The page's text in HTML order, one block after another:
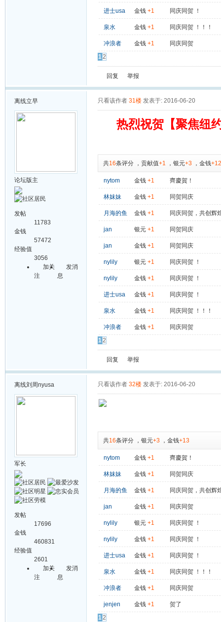
进士usa 金钱 +1 同庆同贺 ！
泉水 金钱 +1 同庆同贺 ！！！
冲浪者 金钱 +1
同庆同贺
12
回复 举报
离线立早
论坛版主
发帖
11783
金钱
57472
经验值
3056
加关
注
发消
息
只看该作者 31楼 发表于: 2016-06-20
热烈祝贺【聚焦纽
共16条评分 ， 贡献值+1 ， 银元+3 ， 金钱+12
nytom 金钱 +1 齊慶賀！
林妺妹 金钱 +1 同贺同庆
月海的鱼 金钱 +1 同庆同贺，共创辉
jan 银元 +1 同贺同庆
jan 金钱 +1 同贺同庆
nylily 银元 +1 同庆同贺 ！
nylily 金钱 +1 同庆同贺 ！
进士usa 金钱 +1 同庆同贺 ！
泉水 金钱 +1 同庆同贺 ！！！
冲浪者 金钱 +1
同庆同贺
12
回复 举报
离线刘周nyusa
军长
发帖
17696
金钱
460831
经验值
2601
加关
注
发消
息
只看该作者 32楼 发表于: 2016-06-20
共16条评分 ， 银元+3 ， 金钱+13
nytom 金钱 +1 齊慶賀！
林妺妹 金钱 +1 同贺同庆
月海的鱼 金钱 +1 同庆同贺，共创辉
jan 金钱 +1 同庆同贺
nylily 银元 +1 同庆同贺 ！
nylily 金钱 +1 同庆同贺 ！
进士usa 金钱 +1 同庆同贺 ！
泉水 金钱 +1 同庆同贺 ！！！
冲浪者 金钱 +1 同庆同贺
jenjen 金钱 +1
贺了
12